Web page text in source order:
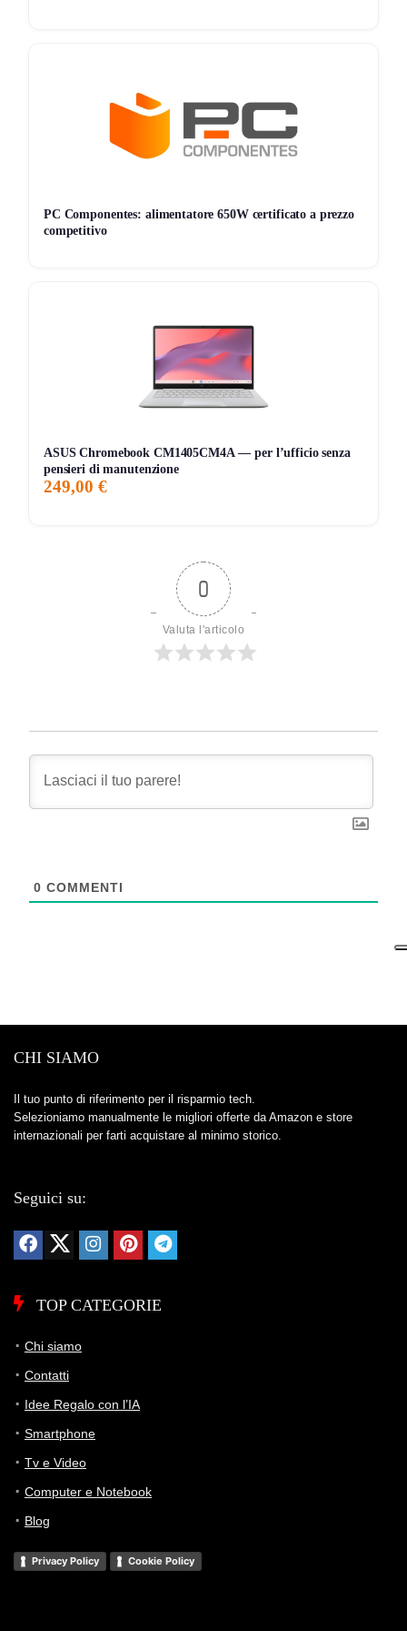
🔌 Porte Thunderbolt 4, HDMI, SD, MagSafe
🔐 Privacy avanzata e automazioni Apple Intelligence
versione 24GB/1TB si rivolge a professionisti e utenti
avanzati che necessitano di potenza, autonomia, affidabilità
2.118,99€2.118,99€
MASSIMO
📊 Monitoraggio avviato — il grafico apparirà alla prossima
PC Componentes: alimentatore 650W certificato a prezzo
competitivo
ASUS Chromebook CM1405CM4A — per l’ufficio senza
pensieri di manutenzione
249,00 €
0
Valuta l'articolo
0 COMMENTI
CHI SIAMO
Il tuo punto di riferimento per il risparmio tech.
Selezioniamo manualmente le migliori offerte da Amazon e store
internazionali per farti acquistare al minimo storico.
Seguici su:
TOP CATEGORIE
Chi siamo
Contatti
Idee Regalo con l’IA
Smartphone
Tv e Video
Computer e Notebook
Blog
Privacy Policy Cookie Policy